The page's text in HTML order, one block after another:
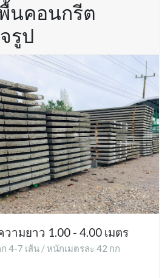
นคอนกรีต
รูป
ามยาว 1.00 - 4.00 เมตร
4-7 เส้น / หนักเมตรละ 42 กก